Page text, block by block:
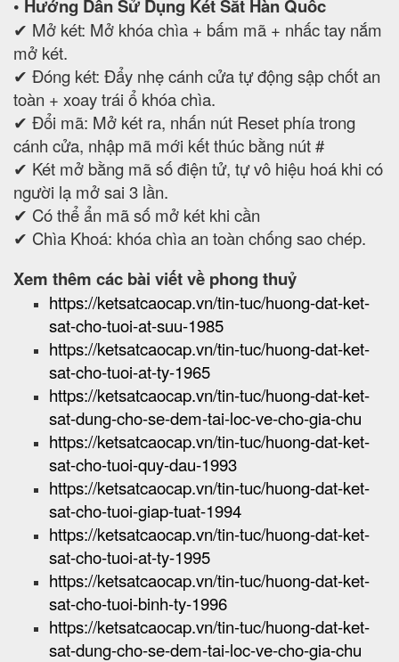
• Hướng Dẫn Sử Dụng Két Sắt Hàn Quốc
✔ Mở két: Mở khóa chìa + bấm mã + nhấc tay nắm
mở két.
✔ Đóng két: Đẩy nhẹ cánh cửa tự động sập chốt an
toàn + xoay trái ổ khóa chìa.
✔ Đổi mã: Mở két ra, nhấn nút Reset phía trong
cánh cửa, nhập mã mới kết thúc bằng nút #
✔ Két mở bằng mã số điện tử, tự vô hiệu hoá khi có
người lạ mở sai 3 lần.
✔ Có thể ẩn mã số mở két khi cần
✔ Chìa Khoá: khóa chìa an toàn chống sao chép.
Xem thêm các bài viết về phong thuỷ
https://ketsatcaocap.vn/tin-tuc/huong-dat-ket-
sat-cho-tuoi-at-suu-1985
https://ketsatcaocap.vn/tin-tuc/huong-dat-ket-
sat-cho-tuoi-at-ty-1965
https://ketsatcaocap.vn/tin-tuc/huong-dat-ket-
sat-dung-cho-se-dem-tai-loc-ve-cho-gia-chu
https://ketsatcaocap.vn/tin-tuc/huong-dat-ket-
sat-cho-tuoi-quy-dau-1993
https://ketsatcaocap.vn/tin-tuc/huong-dat-ket-
sat-cho-tuoi-giap-tuat-1994
https://ketsatcaocap.vn/tin-tuc/huong-dat-ket-
sat-cho-tuoi-at-ty-1995
https://ketsatcaocap.vn/tin-tuc/huong-dat-ket-
sat-cho-tuoi-binh-ty-1996
https://ketsatcaocap.vn/tin-tuc/huong-dat-ket-
sat-dung-cho-se-dem-tai-loc-ve-cho-gia-chu